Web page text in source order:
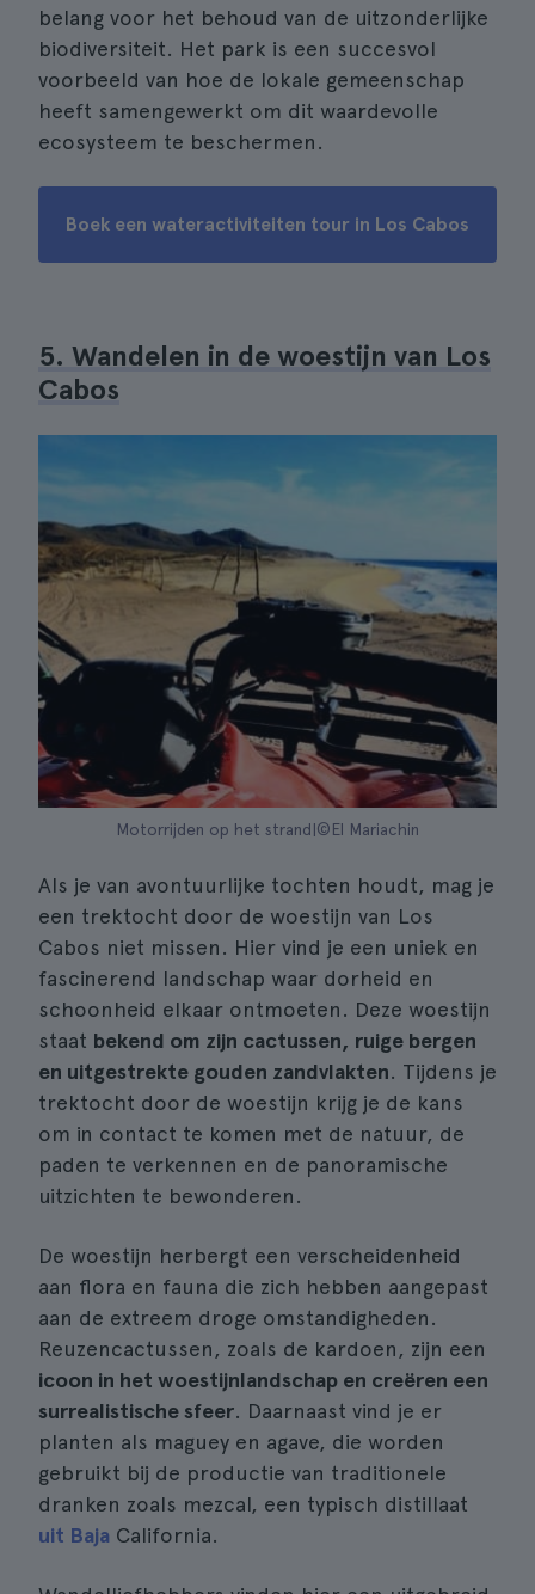
belang voor het behoud van de uitzonderlijke
biodiversiteit. Het park is een succesvol
voorbeeld van hoe de lokale gemeenschap
heeft samengewerkt om dit waardevolle
ecosysteem te beschermen.
Boek een wateractiviteiten tour in Los Cabos
5. Wandelen in de woestijn van Los
Cabos
Motorrijden op het strand|©El Mariachin
Als je van avontuurlijke tochten houdt, mag je
een trektocht door de woestijn van Los
Cabos niet missen. Hier vind je een uniek en
fascinerend landschap waar dorheid en
schoonheid elkaar ontmoeten. Deze woestijn
staat bekend om zijn cactussen, ruige bergen
en uitgestrekte gouden zandvlakten. Tijdens je
trektocht door de woestijn krijg je de kans
om in contact te komen met de natuur, de
paden te verkennen en de panoramische
uitzichten te bewonderen.
De woestijn herbergt een verscheidenheid
aan flora en fauna die zich hebben aangepast
aan de extreem droge omstandigheden.
Reuzencactussen, zoals de kardoen, zijn een
icoon in het woestijnlandschap en creëren een
surrealistische sfeer. Daarnaast vind je er
planten als maguey en agave, die worden
gebruikt bij de productie van traditionele
dranken zoals mezcal, een typisch distillaat
uit Baja California.